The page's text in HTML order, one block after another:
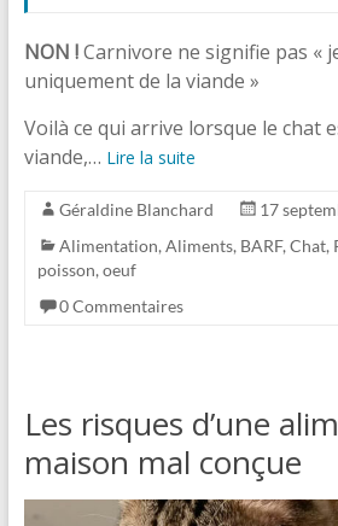
NON !Carnivore ne signifie pas «
uniquement de la viande »
Voilà ce qui arrive lorsque le chat
viande,… Lire la suite
Géraldine Blanchard
17
Alimentation, Aliments, BARF, Chat,
poisson, oeuf
0 Commentaires
Les risques d’une
maison mal conçue